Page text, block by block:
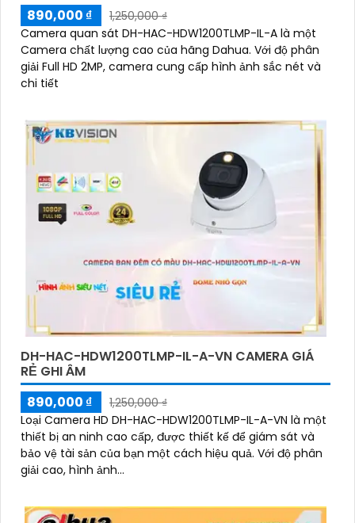
890,000 ₫
1,250,000 ₫
Camera quan sát DH-HAC-HDW1200TLMP-IL-A là một
Camera chất lượng cao của hãng Dahua. Với độ phân
giải Full HD 2MP, camera cung cấp hình ảnh sắc nét và
chi tiết
DH-HAC-HDW1200TLMP-IL-A-VN CAMERA GIÁ
RẺ GHI ÂM
890,000 ₫
1,250,000 ₫
Loại Camera HD DH-HAC-HDW1200TLMP-IL-A-VN là một
thiết bị an ninh cao cấp, được thiết kế để giám sát và
bảo vệ tài sản của bạn một cách hiệu quả. Với độ phân
giải cao, hình ảnh...